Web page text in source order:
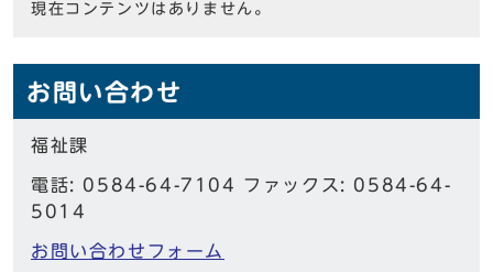
現在コンテンツはありません。
お問い合わせ
福祉課
電話: 0584-64-7104 ファックス: 0584-64-
5014
お問い合わせフォーム